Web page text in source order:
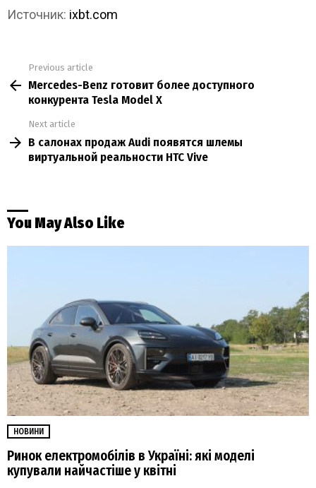
Источник: ixbt.com
more
Previous article
Mercedes-Benz готовит более доступного
конкурента Tesla Model X
Next article
В салонах продаж Audi появятся шлемы
виртуальной реальности HTC Vive
You May Also Like
НОВИНИ
Ринок електромобілів в Україні: які моделі
купували найчастіше у квітні